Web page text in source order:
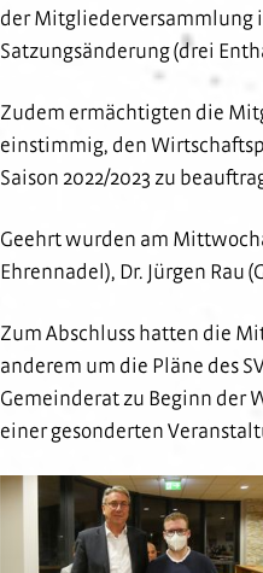
der Mitgliederversammlung
Satzungsänderung (drei
Zudem ermächtigten die
einstimmig, den
Saison 2022/2023 zu
Geehrt wurden am
Ehrennadel), Dr. Jürgen Rau
Zum Abschluss hatten die
anderem um die Pläne des
Gemeinderat zu Beginn der
einer gesonderten